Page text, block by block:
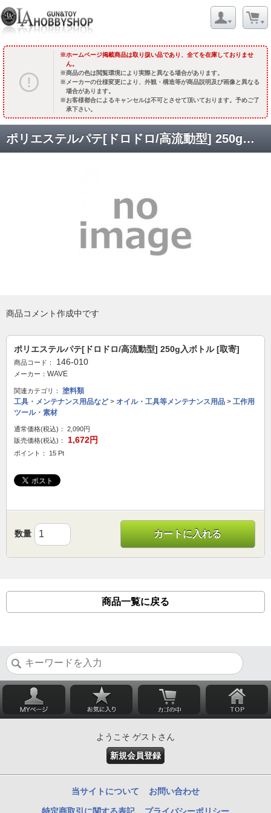
ホームページ掲載商品は取り扱い品であり、全てを在庫しておりませ
ん。
商品の色は閲覧環境により実際と異なる場合があります。
メーカーの仕様変更により、外観・構造等が商品説明及び画像と異なる
場合があります。
お客様都合によるキャンセルは不可とさせて頂いております。予めご了
承下さい。
ポリエステルパテ[ドロドロ/高流動型] 250g入ボトル [取寄]
商品コメント作成中です
ポリエステルパテ[ドロドロ/高流動型] 250g入ボトル [取寄]
商品コード： 146-010
メーカー： WAVE
関連カテゴリ：
塗料類
工具・メンテナンス用品など> オイル・工具等メンテナンス用品 > 工作用
ツール・素材
通常価格(税込)：
2,090円
販売価格(税込)：
1,672円
ポイント： 15 Pt
数量 カートに入れる
商品一覧に戻る
ようこそ ゲストさん
新規会員登録
当サイトについて お問い合わせ
特定商取引に関する表記 プライバシーポリシー